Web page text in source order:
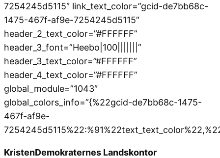
7254245d5115″ link_text_color=”gcid-de7bb68c-
1475-467f-af9e-7254245d5115″
header_2_text_color=”#FFFFFF”
header_3_font=”Heebo|100|||||||”
header_3_text_color=”#FFFFFF”
header_4_text_color=”#FFFFFF”
global_module=”1043″
global_colors_info=”{%22gcid-de7bb68c-1475-
467f-af9e-
KristenDemokraternes Landskontor